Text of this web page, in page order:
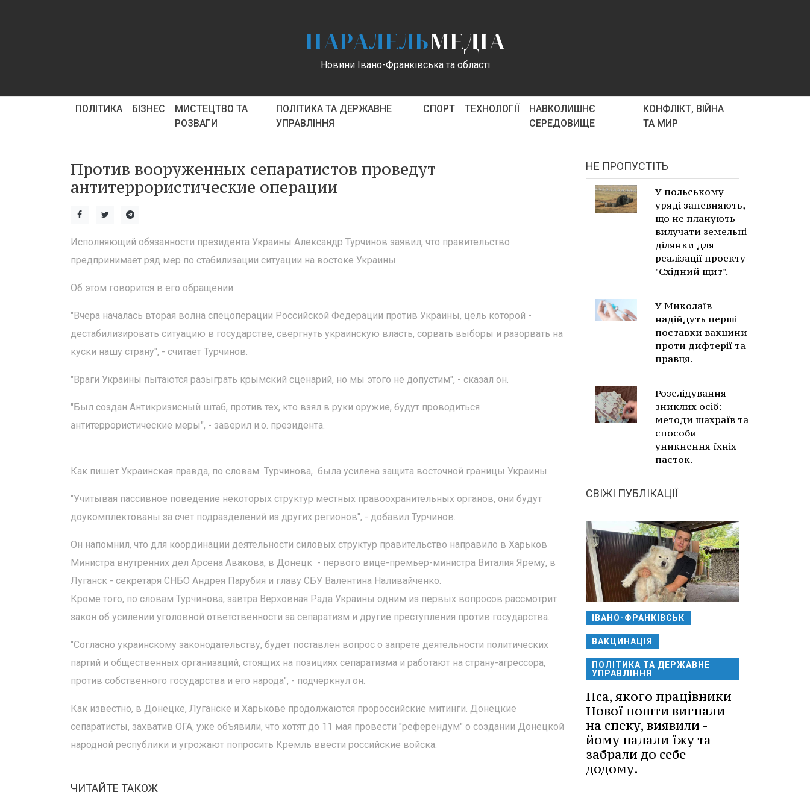
ПАРАЛЕЛЬМЕДІА
Новини Івано-Франківська та області
ПОЛІТИКА БІЗНЕС
МИСТЕЦТВО ТА
РОЗВАГИ
ПОЛІТИКА ТА ДЕРЖАВНЕ
УПРАВЛІННЯ
СПОРТ ТЕХНОЛОГІЇ
НАВКОЛИШНЄ
СЕРЕДОВИЩЕ
КОНФЛІКТ, ВІЙНА
ТА МИР
Против вооруженных сепаратистов проведут
антитеррористические операции
Исполняющий обязанности президента Украины Александр Турчинов заявил, что правительство
предпринимает ряд мер по стабилизации ситуации на востоке Украины.
Об этом говорится в его обращении.
"Вчера началась вторая волна спецоперации Российской Федерации против Украины, цель которой -
дестабилизировать ситуацию в государстве, свергнуть украинскую власть, сорвать выборы и разорвать на
куски нашу страну", - считает Турчинов.
"Враги Украины пытаются разыграть крымский сценарий, но мы этого не допустим", - сказал он.
"Был создан Антикризисный штаб, против тех, кто взял в руки оружие, будут проводиться
антитеррористические меры", - заверил и.о. президента.
Как пишет Украинская правда, по словам Турчинова, была усилена защита восточной границы Украины.
"Учитывая пассивное поведение некоторых структур местных правоохранительных органов, они будут
доукомплектованы за счет подразделений из других регионов", - добавил Турчинов.
Он напомнил, что для координации деятельности силовых структур правительство направило в Харьков
Министра внутренних дел Арсена Авакова, в Донецк - первого вице-премьер-министра Виталия Ярему, в
Луганск - секретаря СНБО Андрея Парубия и главу СБУ Валентина Наливайченко.
Кроме того, по словам Турчинова, завтра Верховная Рада Украины одним из первых вопросов рассмотрит
закон об усилении уголовной ответственности за сепаратизм и другие преступления против государства.
"Согласно украинскому законодательству, будет поставлен вопрос о запрете деятельности политических
партий и общественных организаций, стоящих на позициях сепаратизма и работают на страну-агрессора,
против собственного государства и его народа", - подчеркнул он.
Как известно, в Донецке, Луганске и Харькове продолжаются пророссийские митинги. Донецкие
сепаратисты, захватив ОГА, уже объявили, что хотят до 11 мая провести "референдум" о создании Донецкой
народной республики и угрожают попросить Кремль ввести российские войска.
ЧИТАЙТЕ ТАКОЖ
НЕ ПРОПУСТІТЬ
У польському
уряді запевняють,
що не планують
вилучати земельні
ділянки для
реалізації проекту
"Східний щит".
У Миколаїв
надійдуть перші
поставки вакцини
проти дифтерії та
правця.
Розслідування
зниклих осіб:
методи шахраїв та
способи
уникнення їхніх
пасток.
СВІЖІ ПУБЛІКАЦІЇ
ІВАНО-ФРАНКІВСЬК
ВАКЦИНАЦІЯ
ПОЛІТИКА ТА ДЕРЖАВНЕ
УПРАВЛІННЯ
Пса, якого працівники
Нової пошти вигнали
на спеку, виявили -
йому надали їжу та
забрали до себе
додому.